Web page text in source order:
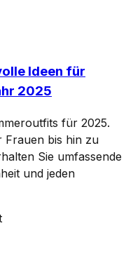
Ideen für
2025
für 2025.
Frauen bis hin zu
Sie umfassende
und jeden